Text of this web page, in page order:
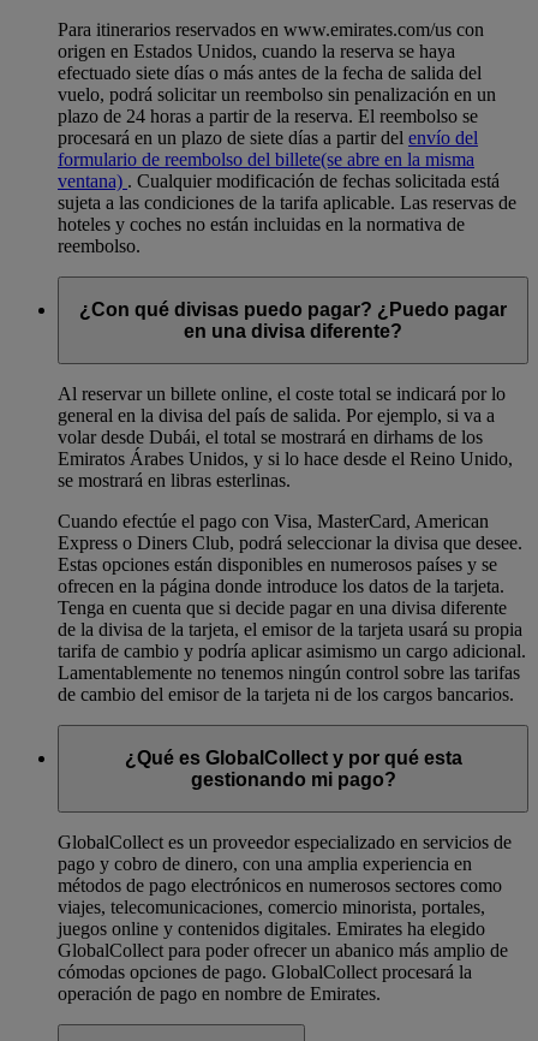
Para itinerarios reservados en www.emirates.com/us con
origen en Estados Unidos, cuando la reserva se haya
efectuado siete días o más antes de la fecha de salida del
vuelo, podrá solicitar un reembolso sin penalización en un
plazo de 24 horas a partir de la reserva. El reembolso se
procesará en un plazo de siete días a partir del envío del
formulario de reembolso del billete(se abre en la misma
ventana) . Cualquier modificación de fechas solicitada está
sujeta a las condiciones de la tarifa aplicable. Las reservas de
hoteles y coches no están incluidas en la normativa de
reembolso.
¿Con qué divisas puedo pagar? ¿Puedo pagar
en una divisa diferente?
Al reservar un billete online, el coste total se indicará por lo
general en la divisa del país de salida. Por ejemplo, si va a
volar desde Dubái, el total se mostrará en dirhams de los
Emiratos Árabes Unidos, y si lo hace desde el Reino Unido,
se mostrará en libras esterlinas.
Cuando efectúe el pago con Visa, MasterCard, American
Express o Diners Club, podrá seleccionar la divisa que desee.
Estas opciones están disponibles en numerosos países y se
ofrecen en la página donde introduce los datos de la tarjeta.
Tenga en cuenta que si decide pagar en una divisa diferente
de la divisa de la tarjeta, el emisor de la tarjeta usará su propia
tarifa de cambio y podría aplicar asimismo un cargo adicional.
Lamentablemente no tenemos ningún control sobre las tarifas
de cambio del emisor de la tarjeta ni de los cargos bancarios.
¿Qué es GlobalCollect y por qué esta
gestionando mi pago?
GlobalCollect es un proveedor especializado en servicios de
pago y cobro de dinero, con una amplia experiencia en
métodos de pago electrónicos en numerosos sectores como
viajes, telecomunicaciones, comercio minorista, portales,
juegos online y contenidos digitales. Emirates ha elegido
GlobalCollect para poder ofrecer un abanico más amplio de
cómodas opciones de pago. GlobalCollect procesará la
operación de pago en nombre de Emirates.